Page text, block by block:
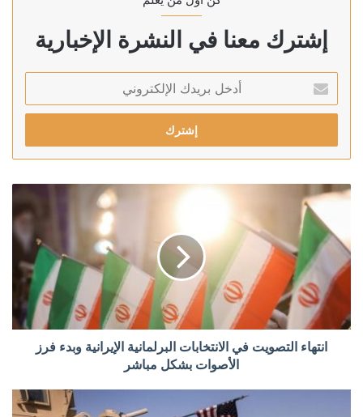
إشترك معنا في النشرة الإخبارية
بريدك
الإلكتروني
انتهاء التصويت في الانتخابات البرلمانية الإيرانية وبدء فرز
الأصوات بشكل مباشر